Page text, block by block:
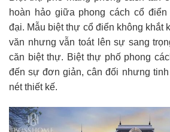
hoàn hảo giữa phong cách cổ
đại. Mẫu biệt thự cổ điển không khắt
văn nhưng vẫn toát lên sự sang
căn biệt thự. Biệt thự phố phong
đến sự đơn giản, cân đối nhưng
nét thiết kế.